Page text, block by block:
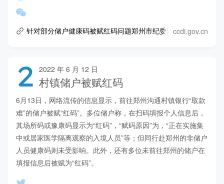
针对部分储户健康码被赋红码问题郑州市纪委监委启动调
ccdi.gov.cn
2 2022 年 6 月 12 日
村镇储户被赋红码
6月13日，网络流传的信息显示，前往郑州沟通村镇银行“取款
难”的储户被赋“红码”。多位储户称，在扫码填报个人信息后，
其场所码或豫康码显示为“红码”，“赋码原因”为，“正在实施集
中或居家医学隔离观察的入境人员”等；但同行赴郑州的非储户
人员健康码则未受影响。此外，还有多位未前往郑州的储户在
填报信息后被赋为“红码”。